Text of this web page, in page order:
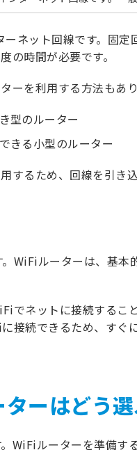
ネット回線です。固
の時間が必要です。
ーを利用する方法もあ
型のルーター
きる小型のルーター
するため、回線を引き
WiFiルーターは、基
でネットに接続する
接続できるため、すぐ
ーはどう
WiFiルーターを準備す